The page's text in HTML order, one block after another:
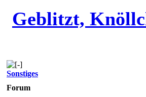
Geblitzt,
Sonstiges
Forum